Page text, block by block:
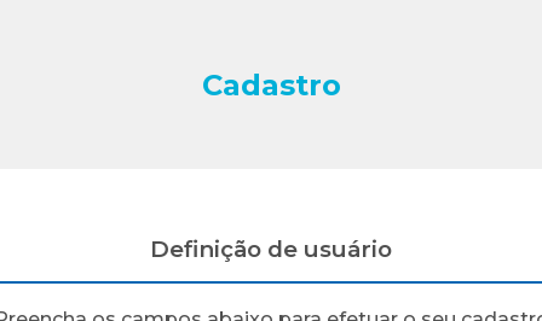
Cadastro
Definição de usuário